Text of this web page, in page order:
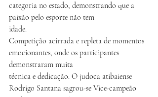
categoria no estado, demonstrando que a
paixão pelo esporte não tem
idade.
Competição acirrada e repleta de momentos
emocionantes, onde os participantes
demonstraram muita
técnica e dedicação. O judoca atibaiense
Rodrigo Santana sagrou-se Vice-campeão